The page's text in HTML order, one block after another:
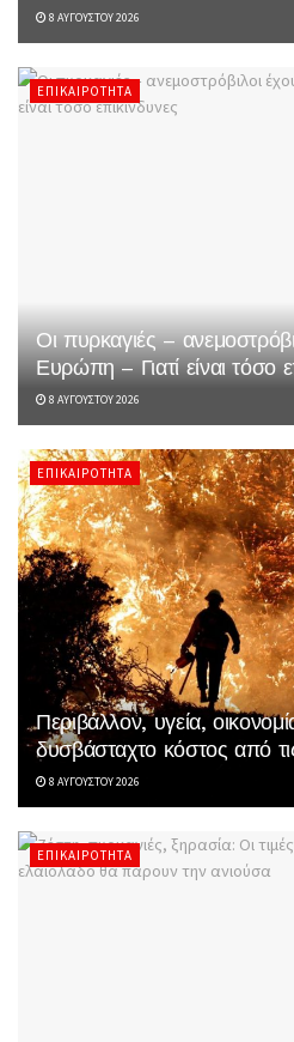
8 ΑΥΓΟΎΣΤΟΥ 2026
ΕΠΙΚΑΙΡΌΤΗΤΑ
Οι πυρκαγιές –
Ευρώπη – Γιατί είναι τόσο
8 ΑΥΓΟΎΣΤΟΥ 2026
ΕΠΙΚΑΙΡΌΤΗΤΑ
Περιβάλλον, υγεία,
δυσβάσταχτο κόστος από
8 ΑΥΓΟΎΣΤΟΥ 2026
ΕΠΙΚΑΙΡΌΤΗΤΑ